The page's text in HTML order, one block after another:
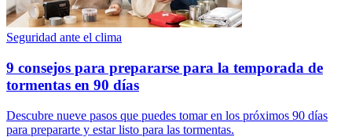
Seguridad ante el clima
9 consejos para prepararse para la temporada de
tormentas en 90 días
Descubre nueve pasos que puedes tomar en los próximos 90 días
para prepararte y estar listo para las tormentas.